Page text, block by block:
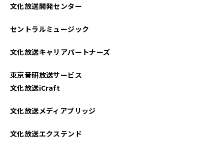
文化放送開発センター
セントラルミュージック
文化放送キャリアパートナーズ
東京音研放送サービス
文化放送iCraft
文化放送メディアブリッジ
文化放送エクステンド